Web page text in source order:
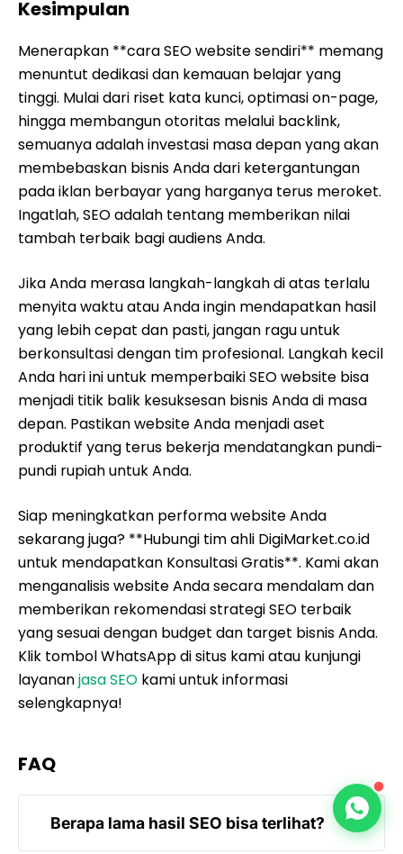
Kesimpulan
Menerapkan **cara SEO website sendiri** memang
menuntut dedikasi dan kemauan belajar yang
tinggi. Mulai dari riset kata kunci, optimasi on-page,
hingga membangun otoritas melalui backlink,
semuanya adalah investasi masa depan yang akan
membebaskan bisnis Anda dari ketergantungan
pada iklan berbayar yang harganya terus meroket.
Ingatlah, SEO adalah tentang memberikan nilai
tambah terbaik bagi audiens Anda.
Jika Anda merasa langkah-langkah di atas terlalu
menyita waktu atau Anda ingin mendapatkan hasil
yang lebih cepat dan pasti, jangan ragu untuk
berkonsultasi dengan tim profesional. Langkah kecil
Anda hari ini untuk memperbaiki SEO website bisa
menjadi titik balik kesuksesan bisnis Anda di masa
depan. Pastikan website Anda menjadi aset
produktif yang terus bekerja mendatangkan pundi-
pundi rupiah untuk Anda.
Siap meningkatkan performa website Anda
sekarang juga? **Hubungi tim ahli DigiMarket.co.id
untuk mendapatkan Konsultasi Gratis**. Kami akan
menganalisis website Anda secara mendalam dan
memberikan rekomendasi strategi SEO terbaik
yang sesuai dengan budget dan target bisnis Anda.
Klik tombol WhatsApp di situs kami atau kunjungi
layananjasa SEO kami untuk informasi
selengkapnya!
FAQ
Berapa lama hasil SEO bisa terlihat?